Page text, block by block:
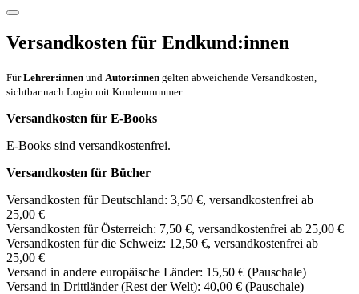
Versandkosten für Endkund:innen
FürLehrer:innen und Autor:innen gelten abweichende Versandkosten,
sichtbar nach Login mit Kundennummer.
Versandkosten für E-Books
E-Books sind versandkostenfrei.
Versandkosten für Bücher
Versandkosten für Deutschland: 3,50 €, versandkostenfrei ab
25,00 €
Versandkosten für Österreich: 7,50 €, versandkostenfrei ab 25,00 €
Versandkosten für die Schweiz: 12,50 €, versandkostenfrei ab
25,00 €
Versand in andere europäische Länder: 15,50 € (Pauschale)
Versand in Drittländer (Rest der Welt): 40,00 € (Pauschale)